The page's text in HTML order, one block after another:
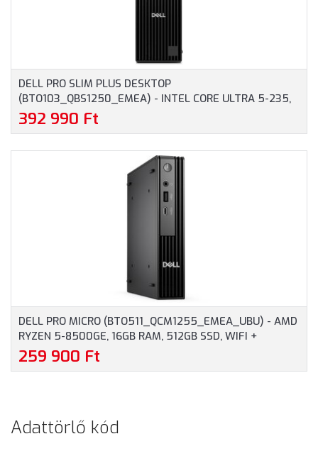
DELL PRO SLIM PLUS DESKTOP
(BTO103_QBS1250_EMEA) - INTEL CORE ULTRA 5-235,
16GB RAM, 512GB SSD, WIFI + BLUETOOTH, WINDOWS 11
PROFESSIONAL - SFF HÁZAS SZÁMÍTÓGÉP, 3 ÉV
392 990 Ft
DELL PRO MICRO (BTO511_QCM1255_EMEA_UBU) - AMD
RYZEN 5-8500GE, 16GB RAM, 512GB SSD, WIFI +
BLUETOOTH, OPERÁCIÓS RENDSZER NÉLKÜL - MICRO
HÁZAS SZÁMÍTÓGÉP, 3 ÉV HELYSZÍNI GARANCIA
259 900 Ft
Adattörlő kód